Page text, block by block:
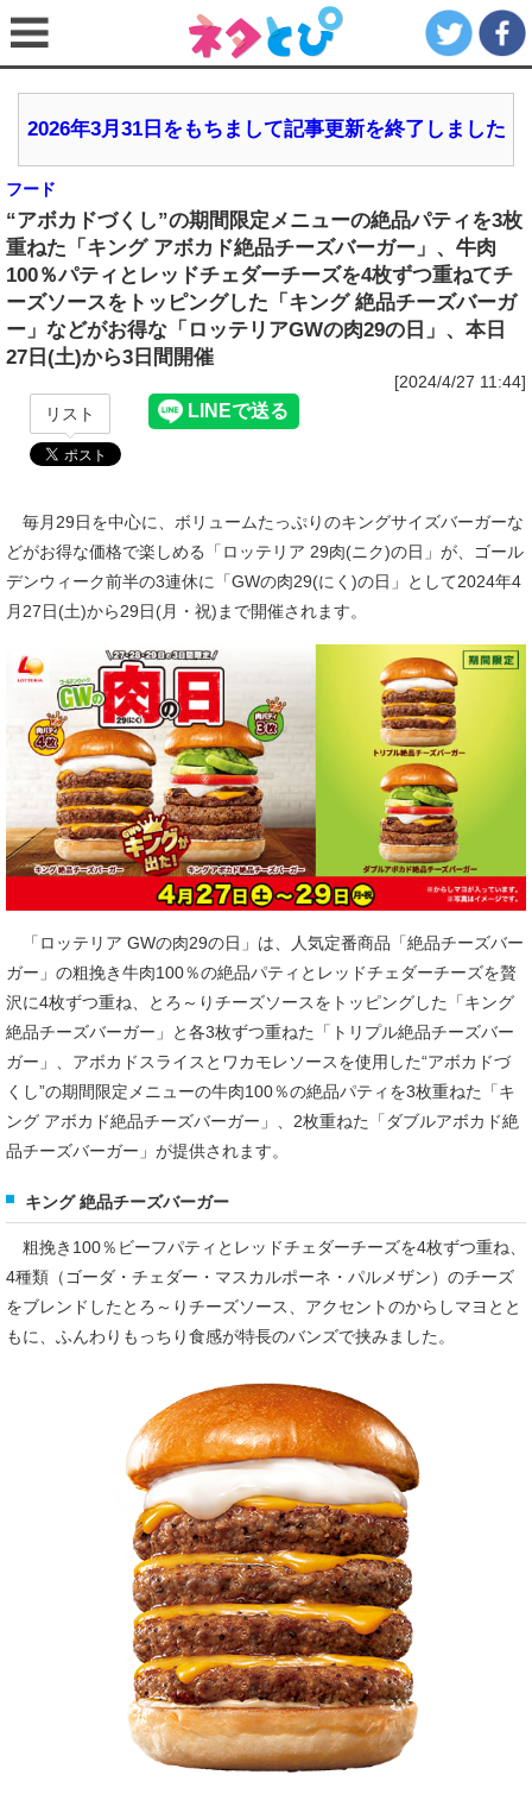
2026年3月31日をもちまして記事更新を終了しました
フード
“アボカドづくし”の期間限定メニューの絶品パティを3枚
重ねた「キング アボカド絶品チーズバーガー」、牛肉
100％パティとレッドチェダーチーズを4枚ずつ重ねてチ
ーズソースをトッピングした「キング 絶品チーズバーガ
ー」などがお得な「ロッテリアGWの肉29の日」、本日
27日(土)から3日間開催
[2024/4/27 11:44]
リスト
毎月29日を中心に、ボリュームたっぷりのキングサイズバーガーな
どがお得な価格で楽しめる「ロッテリア 29肉(ニク)の日」が、ゴール
デンウィーク前半の3連休に「GWの肉29(にく)の日」として2024年4
月27日(土)から29日(月・祝)まで開催されます。
「ロッテリア GWの肉29の日」は、人気定番商品「絶品チーズバー
ガー」の粗挽き牛肉100％の絶品パティとレッドチェダーチーズを贅
沢に4枚ずつ重ね、とろ～りチーズソースをトッピングした「キング
絶品チーズバーガー」と各3枚ずつ重ねた「トリプル絶品チーズバー
ガー」、アボカドスライスとワカモレソースを使用した“アボカドづ
くし”の期間限定メニューの牛肉100％の絶品パティを3枚重ねた「キ
ング アボカド絶品チーズバーガー」、2枚重ねた「ダブルアボカド絶
品チーズバーガー」が提供されます。
キング 絶品チーズバーガー
粗挽き100％ビーフパティとレッドチェダーチーズを4枚ずつ重ね、
4種類（ゴーダ・チェダー・マスカルポーネ・パルメザン）のチーズ
をブレンドしたとろ～りチーズソース、アクセントのからしマヨとと
もに、ふんわりもっちり食感が特長のバンズで挟みました。